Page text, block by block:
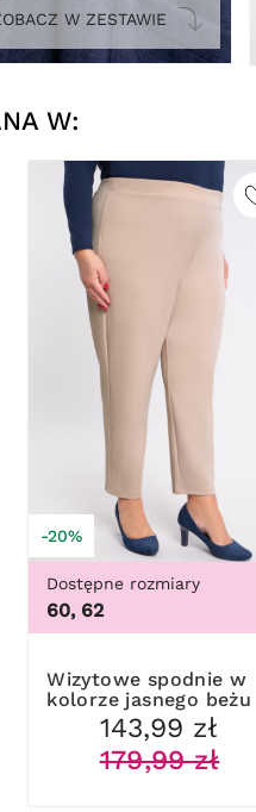
W ZESTAWIE
W:
-20%
Dostępne rozmiary
60, 62
Wizytowe spodnie w
kolorze jasnego beżu
143,99 zł
179,99 zł